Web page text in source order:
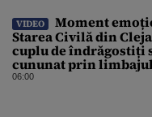
VIDEO
Moment
Starea Civilă din
cuplu de îndrăgostiți
cununat prin
06:00